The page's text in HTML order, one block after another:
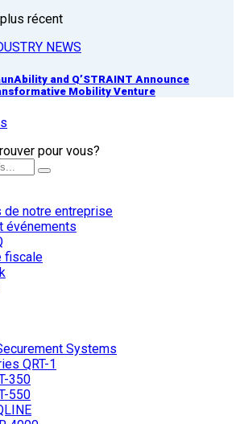
récent
NEWS
and Q’STRAINT Announce
Mobility Venture
pour vous?
de notre entreprise
événements
fiscale
Systems
QRT-1
350
550